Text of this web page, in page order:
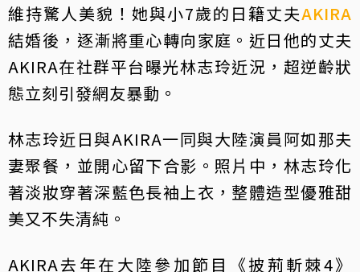
維持驚人美貌！她與小7歲的日籍丈夫AKIRA
結婚後，逐漸將重心轉向家庭。近日他的丈夫
AKIRA在社群平台曝光林志玲近況，超逆齡狀
態立刻引發網友暴動。
林志玲近日與AKIRA一同與大陸演員阿如那夫
妻聚餐，並開心留下合影。照片中，林志玲化
著淡妝穿著深藍色長袖上衣，整體造型優雅甜
美又不失清純。
AKIRA去年在大陸參加節目《披荊斬棘4》